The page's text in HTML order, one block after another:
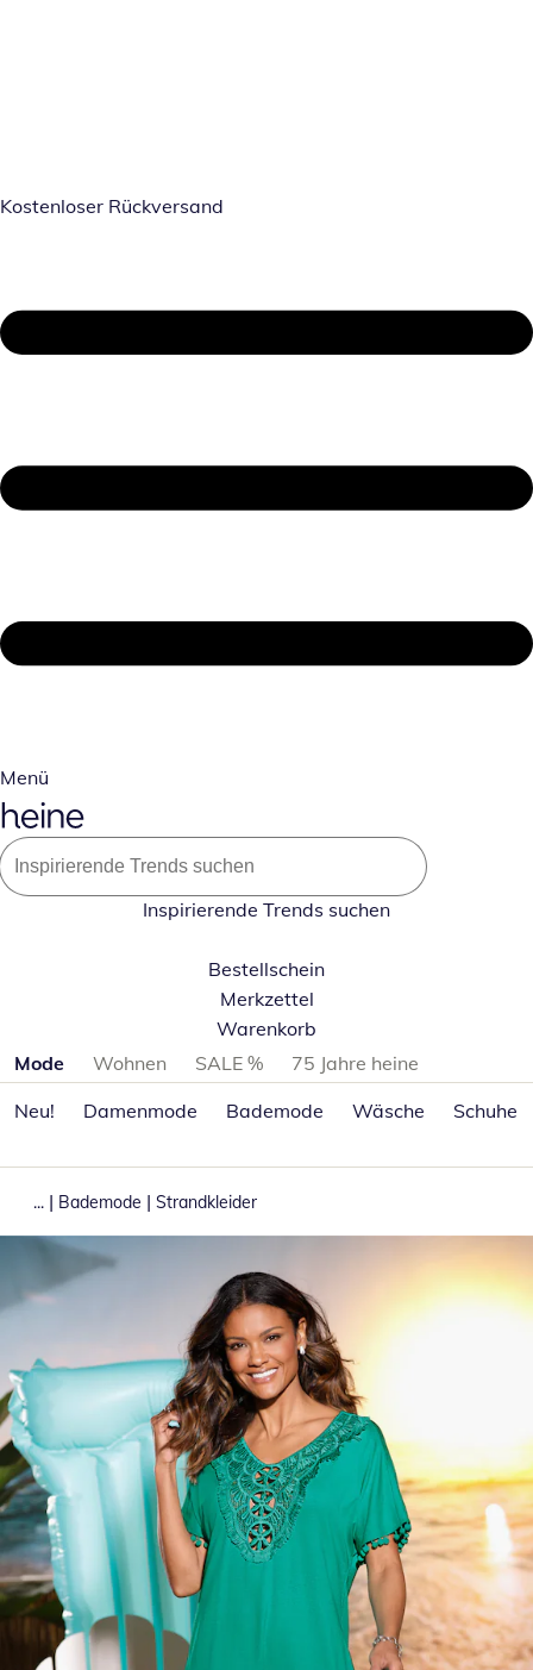
Kostenloser Rückversand
Menü
Inspirierende Trends suchen
Bestellschein
Merkzettel
Warenkorb
Produktkategorien überspringen
Mode Wohnen SALE %
75 Jahre heine
Neu!
Damenmode Bademode Wäsche Schuhe
... | Bademode | Strandkleider